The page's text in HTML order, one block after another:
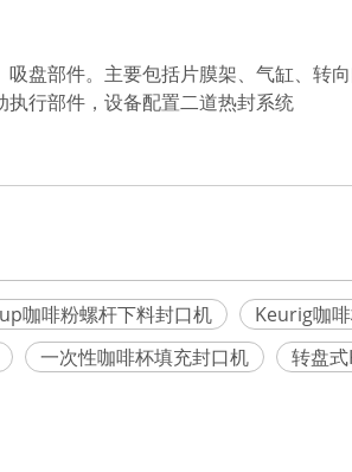
盘部件。主要包括片膜架、气缸、转
行部件，设备配置二道热封系统
咖啡粉螺杆下料封口机
Keurig咖
一次性咖啡杯填充封口机
转盘